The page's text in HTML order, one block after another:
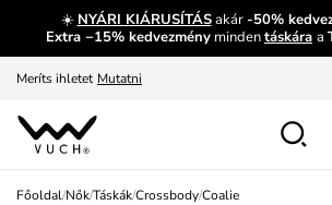
☀️ NYÁRI KIÁRUSÍTÁSakár-50%
Extra −15% kedvezmény mindentáskára a
Fedezze fel velünk az újdonságokat. Megtekintés
Meríts ihletet Mutatni
Ingyenes csere és visszaküldés
Főoldal/Nők/Táskák/Crossbody/Coalie